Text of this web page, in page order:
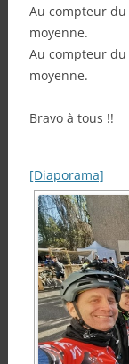
Au compteur du
moyenne.
Au compteur du
moyenne.
Bravo à tous !!
[Diaporama]